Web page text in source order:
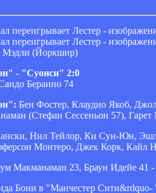
Мэдли (Йоркшир)
- "Суонси" 2:0
Бераино 74
Бен Фостер, Клаудио Якоб,
(Стефан Сессеньон 57),
Нил Тейлор, Ки Сун-Юн,
Монтеро, Джек Корк, Кайл
Макманаман 23, Браун Идейе 41
Бони в "Манчестер Сити&rdquo-